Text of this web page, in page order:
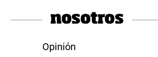
Opinión